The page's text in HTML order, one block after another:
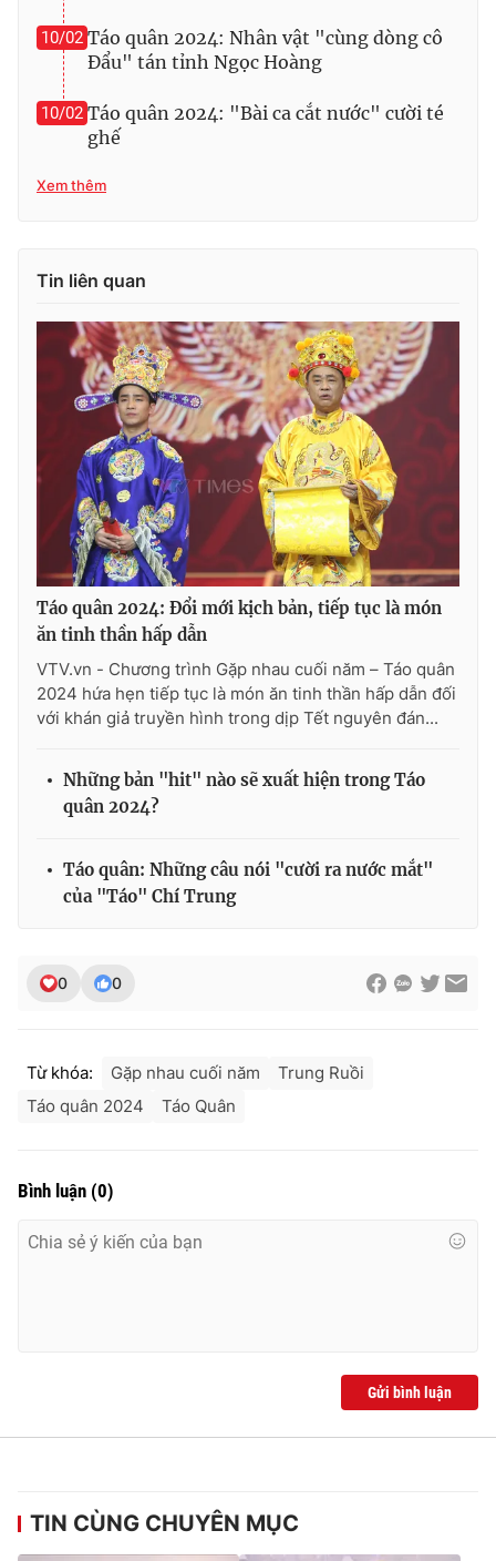
10/02 Táo quân 2024: Nhân vật "cùng dòng cô
Đẩu" tán tỉnh Ngọc Hoàng
10/02 Táo quân 2024: "Bài ca cắt nước" cười té
ghế
Xem thêm
Tin liên quan
Táo quân 2024: Đổi mới kịch bản, tiếp tục là món
ăn tinh thần hấp dẫn
VTV.vn - Chương trình Gặp nhau cuối năm – Táo quân
2024 hứa hẹn tiếp tục là món ăn tinh thần hấp dẫn đối
với khán giả truyền hình trong dịp Tết nguyên đán...
Những bản "hit" nào sẽ xuất hiện trong Táo
quân 2024?
Táo quân: Những câu nói "cười ra nước mắt"
của "Táo" Chí Trung
0 0
Từ khóa: Gặp nhau cuối năm
Trung Ruồi
Táo quân 2024
Táo Quân
Bình luận (0)
Gửi bình luận
TIN CÙNG CHUYÊN MỤC